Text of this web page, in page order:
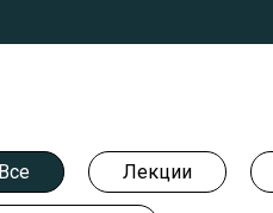
Все Лекции